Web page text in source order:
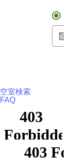
空室検索
FAQ